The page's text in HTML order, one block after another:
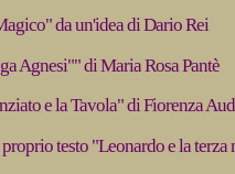
da un'idea di Dario Rei
Agnesi"" di Maria Rosa Pantè
e la Tavola" di Fiorenza
testo "Leonardo e la terza